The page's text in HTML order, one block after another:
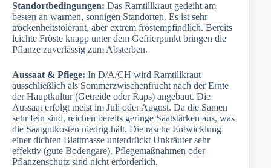
Standortbedingungen: Das Ramtillkraut gedeiht am
besten an warmen, sonnigen Standorten. Es ist sehr
trockenheitstolerant, aber extrem frostempfindlich. Bereits
leichte Fröste knapp unter dem Gefrierpunkt bringen die
Pflanze zuverlässig zum Absterben.
Aussaat & Pflege: In D/A/CH wird Ramtillkraut
ausschließlich als Sommerzwischenfrucht nach der Ernte
der Hauptkultur (Getreide oder Raps) angebaut. Die
Aussaat erfolgt meist im Juli oder August. Da die Samen
sehr fein sind, reichen bereits geringe Saatstärken aus, was
die Saatgutkosten niedrig hält. Die rasche Entwicklung
einer dichten Blattmasse unterdrückt Unkräuter sehr
effektiv (gute Bodengare). Pflegemaßnahmen oder
Pflanzenschutz sind nicht erforderlich.